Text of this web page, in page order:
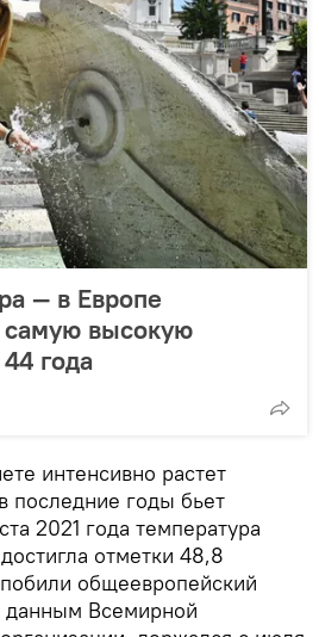
— в Европе
высокую
года
интенсивно растет
последние годы бьет
2021 года температура
отметки 48,8
общеевропейский
данным Всемирной